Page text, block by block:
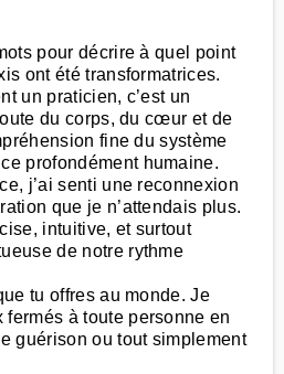
pour décrire à quel point
ont été transformatrices.
un praticien, c’est un
du corps, du cœur et de
fine du système
profondément humaine.
j’ai senti une reconnexion
que je n’attendais plus.
intuitive, et surtout
de notre rythme
tu offres au monde. Je
fermés à toute personne en
guérison ou tout simplement